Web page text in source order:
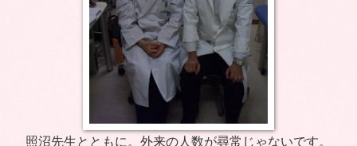
照沼先生とともに。外来の人数が尋常じゃないです。